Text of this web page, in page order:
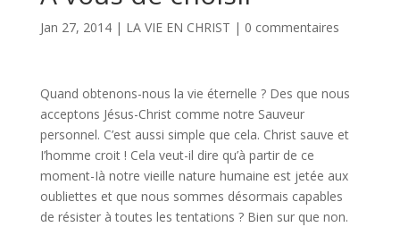
Jan 27, 2014| LA VIE EN CHRIST | 0 commentaires
Quand obtenons-nous la vie éternelle ? Des que nous
acceptons Jésus-Christ comme notre Sauveur
personnel. C’est aussi simple que cela. Christ sauve et
I’homme croit ! Cela veut-il dire qu’à partir de ce
moment-Ià notre vieille nature humaine est jetée aux
oubliettes et que nous sommes désormais capables
de résister à toutes les tentations ? Bien sur que non.